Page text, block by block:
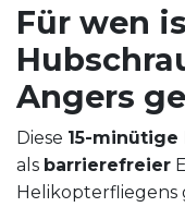
Für wen
Angers
Diese 15-
als barrierefreier
Helikopterfliegens